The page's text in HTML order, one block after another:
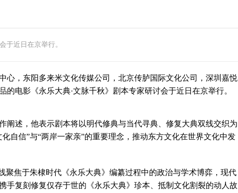
于近日在京举行。
，东阳多来米文化传媒公司，北京传胪国际文化公司，深圳嘉悦
的电影《永乐大典·文脉千秋》剧本专家研讨会于近日在京举行。
述，他表示剧本将以明代修典与当代寻典、修复大典双线交织为
自信”与“两岸一家亲”的重要理念，推动东方文化在世界文化中发
焦于朱棣时代《永乐大典》编纂过程中的政治与学术博弈，现代
手复刻修复仅存于世的《永乐大典》珍本、抵制文化割裂的动人故